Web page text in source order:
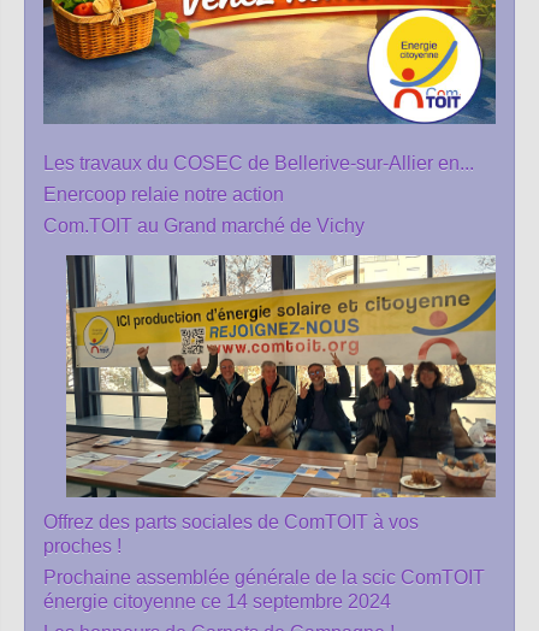
Les travaux du COSEC de Bellerive-sur-Allier en...
Enercoop relaie notre action
Com.TOIT au Grand marché de Vichy
Offrez des parts sociales de ComTOIT à vos
proches !
Prochaine assemblée générale de la scic ComTOIT
énergie citoyenne ce 14 septembre 2024